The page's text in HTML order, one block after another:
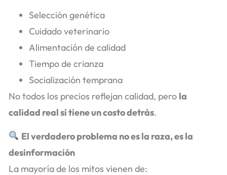
Selección genética
Cuidado veterinario
Alimentación de calidad
Tiempo de crianza
Socialización temprana
No todos los precios reflejan calidad, pero la
calidad real sí tiene un costo detrás.
El verdadero problema no es la raza, es la
desinformación
La mayoría de los mitos vienen de: